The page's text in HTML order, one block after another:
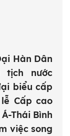
Hàn Dân
tịch nước
biểu cấp
Cấp cao
Thái Bình
việc song